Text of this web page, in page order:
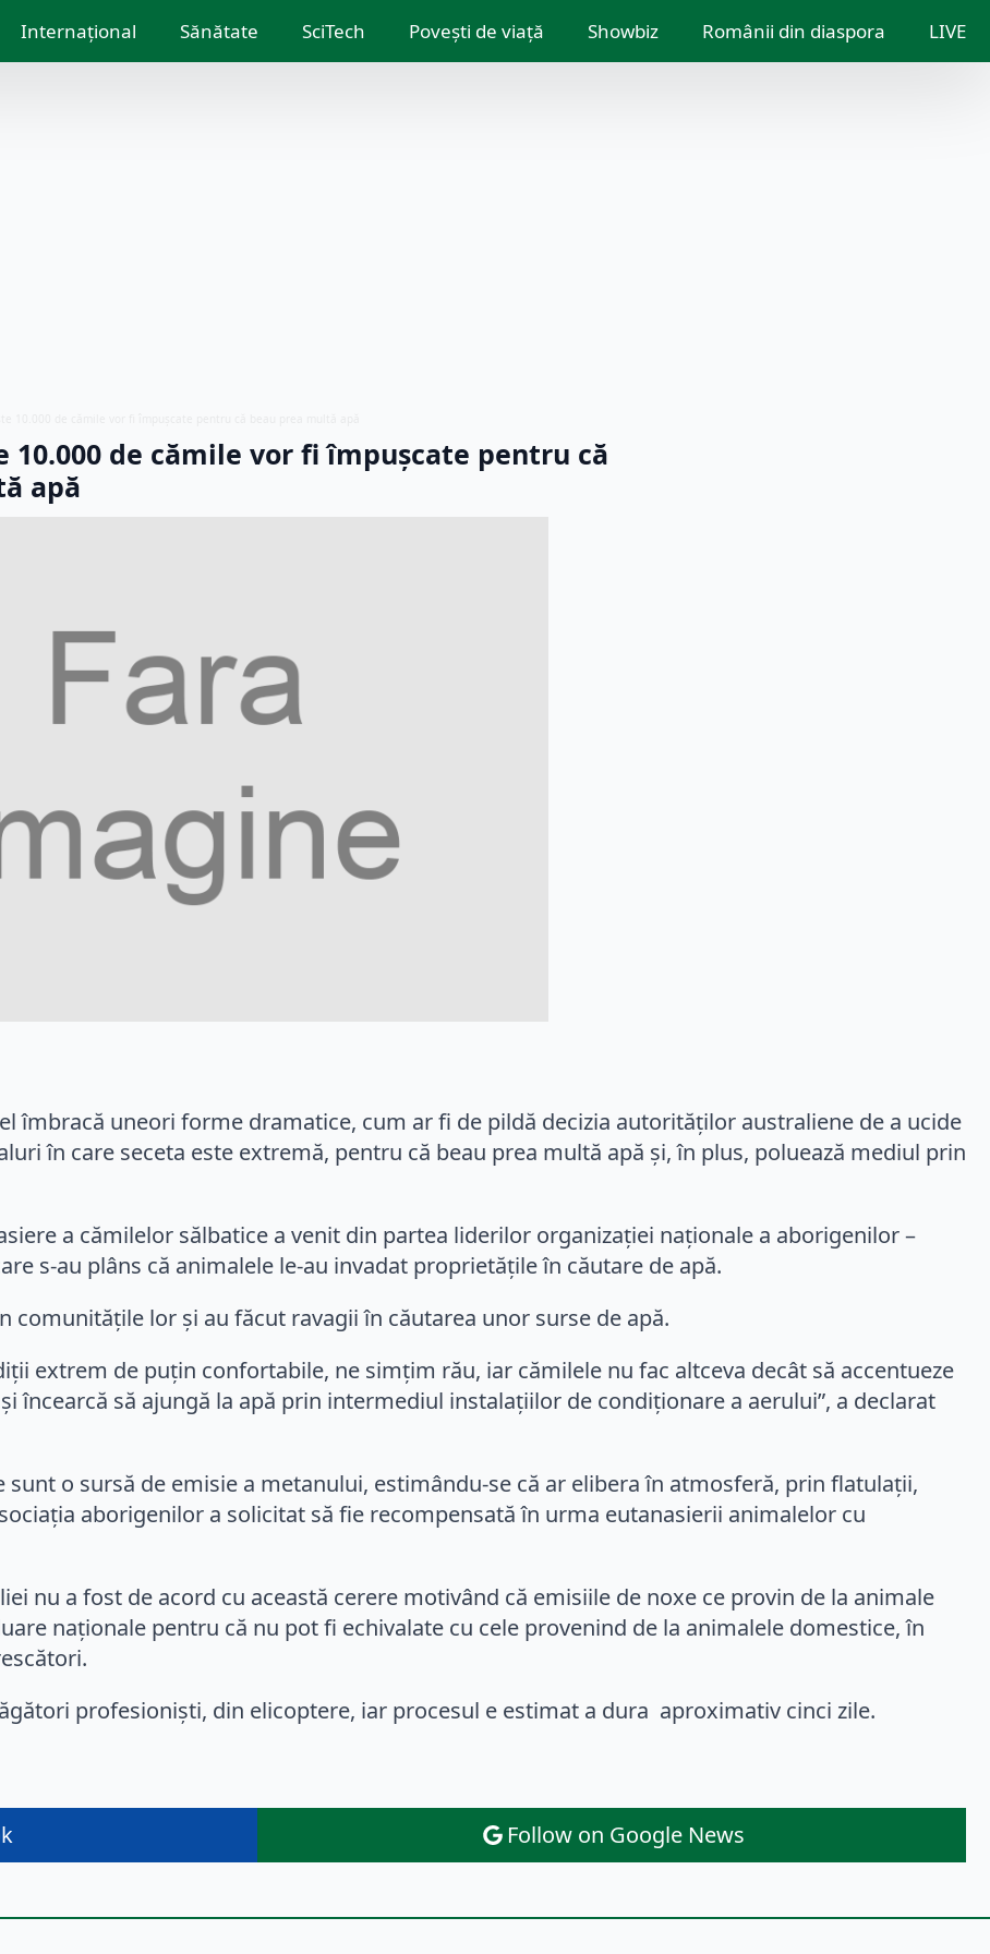
Internațional Sănătate SciTech Povești de viață Showbiz Românii din diaspora LIVE
10.000 de cămile vor fi împuşcate pentru că
apă
îmbracă uneori forme dramatice, cum ar fi de pildă decizia autorităților australiene de a ucide
în care seceta este extremă, pentru că beau prea multă apă și, în plus, poluează mediul prin
a cămilelor sălbatice a venit din partea liderilor organizației naționale a aborigenilor –
s-au plâns că animalele le-au invadat proprietăţile în căutare de apă.
lor și au făcut ravagii în căutarea unor surse de apă.
extrem de puțin confortabile, ne simțim rău, iar cămilele nu fac altceva decât să accentueze
încearcă să ajungă la apă prin intermediul instalațiilor de condiționare a aerului”, a declarat
sunt o sursă de emisie a metanului, estimându-se că ar elibera în atmosferă, prin flatulații,
aborigenilor a solicitat să fie recompensată în urma eutanasierii animalelor cu
nu a fost de acord cu această cerere motivând că emisiile de noxe ce provin de la animale
naționale pentru că nu pot fi echivalate cu cele provenind de la animalele domestice, în
profesioniști, din elicoptere, iar procesul e estimat a dura aproximativ cinci zile.
Follow on Google News